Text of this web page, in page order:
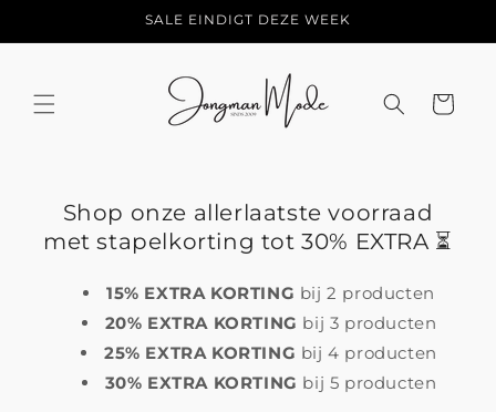
content
SALE EINDIGT DEZE WEEK
Shop onze allerlaatste voorraad
met stapelkorting tot 30% EXTRA ⏳
15% EXTRA KORTING bij 2 producten
20% EXTRA KORTING bij 3 producten
25% EXTRA KORTING bij 4 producten
30% EXTRA KORTING bij 5 producten